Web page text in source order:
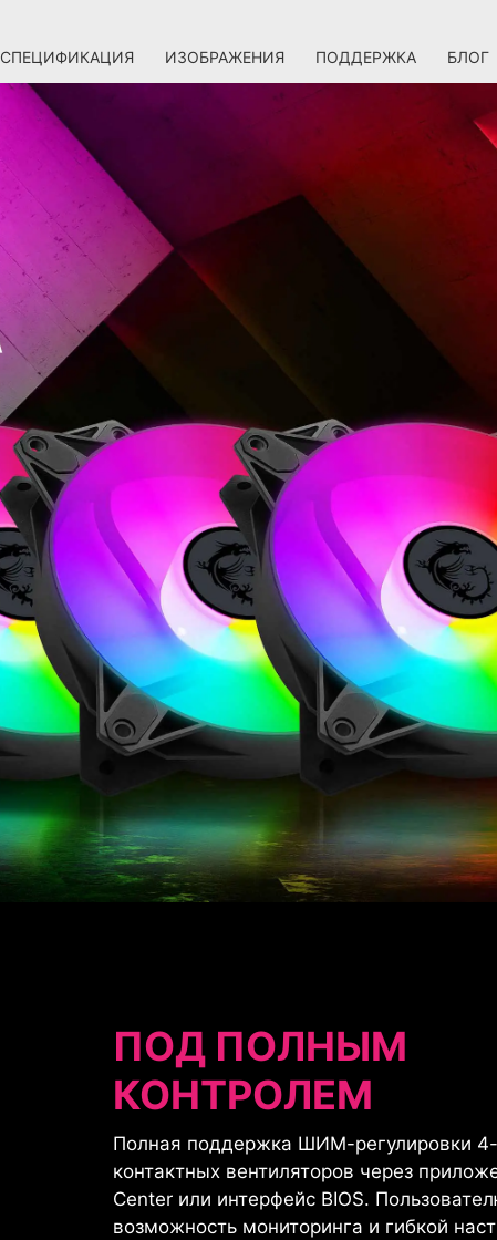
СПЕЦИФИКАЦИЯ ИЗОБРАЖЕНИЯ ПОДДЕРЖКА БЛОГ
ПОД ПОЛНЫМ
КОНТРОЛЕМ
Полная поддержка ШИМ-регулировки 4-
контактных вентиляторов через
Center или интерфейс BIOS.
возможность мониторинга и гибкой